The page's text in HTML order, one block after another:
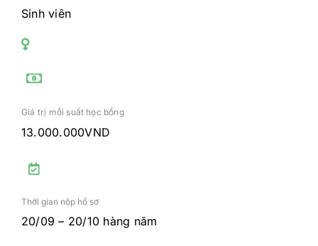
Sinh viên
Giá trị mỗi suất học bổng
13.000.000VND
Thời gian nộp hồ sơ
20/09 – 20/10 hàng năm